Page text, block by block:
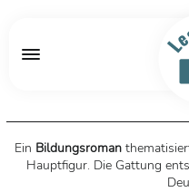
Ein Bildungsroman
Hauptfigur. Die Gattung